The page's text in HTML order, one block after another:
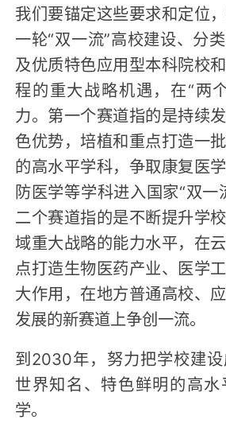
我们要锚定这些要求和定位
一轮“双一流”高校建设、分
及优质特色应用型本科院校
程的重大战略机遇，在“两
力。第一个赛道指的是持续
色优势，培植和重点打造一
的高水平学科，争取康复医
防医学等学科进入国家“双一
二个赛道指的是不断提升学
域重大战略的能力水平，在
点打造生物医药产业、医学
大作用，在地方普通高校、
发展的新赛道上争创一流。
到2030年，努力把学校建设
世界知名、特色鲜明的高
学。